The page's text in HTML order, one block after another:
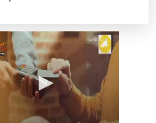
birliği
İpsala OSB'nin gelişimi için kritik ziyaret
Bursa Büyükşehir Harmancık’ta da yolları